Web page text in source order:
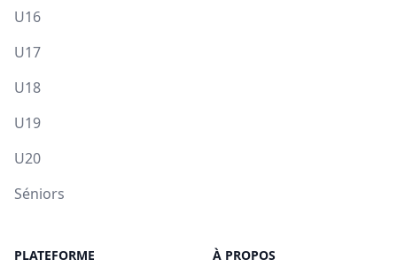
U16
U17
U18
U19
U20
Séniors
PLATEFORME À PROPOS